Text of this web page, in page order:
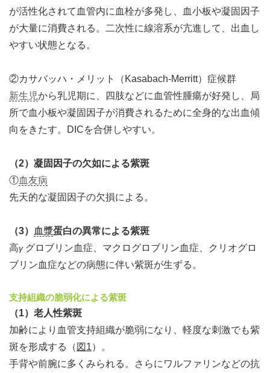
が活性化されて血管内に血栓が多発し、血小板や凝固因子
が大量に消費される。二次性に線溶系が亢進して、出血し
やすい状態となる。
②カサバッハ・メリット（Kasabach-Merritt）症候群
新生児から乳児期に、四肢などに血管性腫瘍が好発し、局
所で血小板や凝固因子が消費されるために全身的な出血傾
向をきたす。DICを合併しやすい。
（2）凝固因子の欠如による紫斑
①血友病
先天的な凝固因子の欠損による。
（3） 血漿蛋白の異常による紫斑
高γグロブリン血症、マクログロブリン血症、クリオグロ
ブリン血症などの病態に伴い紫斑が生ずる。
支持組織の脆弱化による紫斑
（1）老人性紫斑
加齢により血管支持組織が脆弱になり、軽度な刺激でも紫
斑を形成する（ 図1）。
手背や前腕に多くみられる。さらにワルファリンなどの抗